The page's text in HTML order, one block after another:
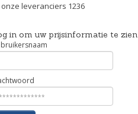
onze leveranciers 1236
in om uw prijsinformatie te zien